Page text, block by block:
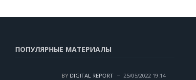
ПОПУЛЯРНЫЕ МАТЕРИАЛЫ
BY DIGITAL REPORT
25/05/2022 19:14